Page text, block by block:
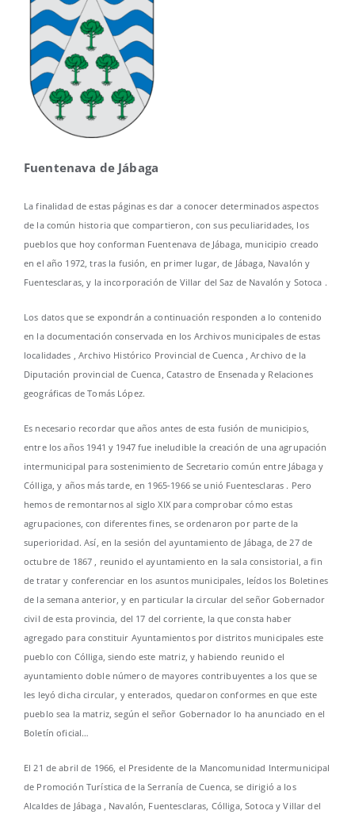
Fuentenava de Jábaga
La finalidad de estas páginas es dar a conocer determinados aspectos
de la común historia que compartieron, con sus peculiaridades, los
pueblos que hoy conforman Fuentenava de Jábaga, municipio creado
en el año 1972, tras la fusión, en primer lugar, de Jábaga, Navalón y
Fuentesclaras, y la incorporación de Villar del Saz de Navalón y Sotoca .
Los datos que se expondrán a continuación responden a lo contenido
en la documentación conservada en los Archivos municipales de estas
localidades , Archivo Histórico Provincial de Cuenca , Archivo de la
Diputación provincial de Cuenca, Catastro de Ensenada y Relaciones
geográficas de Tomás López.
Es necesario recordar que años antes de esta fusión de municipios,
entre los años 1941 y 1947 fue ineludible la creación de una agrupación
intermunicipal para sostenimiento de Secretario común entre Jábaga y
Cólliga, y años más tarde, en 1965-1966 se unió Fuentesclaras . Pero
hemos de remontarnos al siglo XIX para comprobar cómo estas
agrupaciones, con diferentes fines, se ordenaron por parte de la
superioridad. Así, en la sesión del ayuntamiento de Jábaga, de 27 de
octubre de 1867 , reunido el ayuntamiento en la sala consistorial, a fin
de tratar y conferenciar en los asuntos municipales, leídos los Boletines
de la semana anterior, y en particular la circular del señor Gobernador
civil de esta provincia, del 17 del corriente, la que consta haber
agregado para constituir Ayuntamientos por distritos municipales este
pueblo con Cólliga, siendo este matriz, y habiendo reunido el
ayuntamiento doble número de mayores contribuyentes a los que se
les leyó dicha circular, y enterados, quedaron conformes en que este
pueblo sea la matriz, según el señor Gobernador lo ha anunciado en el
Boletín oficial…
El 21 de abril de 1966, el Presidente de la Mancomunidad Intermunicipal
de Promoción Turística de la Serranía de Cuenca, se dirigió a los
Alcaldes de Jábaga , Navalón, Fuentesclaras, Cólliga, Sotoca y Villar del